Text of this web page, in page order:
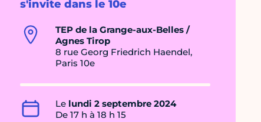
s'invite dans le 10e
TEP de la Grange-aux-Belles /
Agnes Tirop
8 rue Georg Friedrich Haendel,
Paris 10e
Le lundi 2 septembre 2024
De 17 h à 18 h 15